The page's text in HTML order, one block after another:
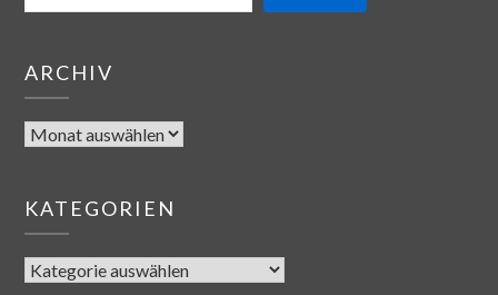
ARCHIV
KATEGORIEN